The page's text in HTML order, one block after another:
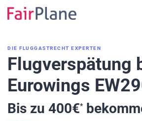
DIE FLUGGASTRECHT EXPERTEN
Flugverspätung
Eurowings
Bis zu 400€*